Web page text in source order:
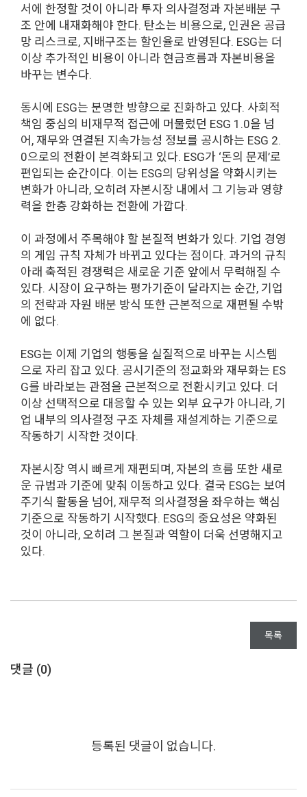
서에 한정할 것이 아니라 투자 의사결정과 자본배분 구
조 안에 내재화해야 한다. 탄소는 비용으로, 인권은 공급
망 리스크로, 지배구조는 할인율로 반영된다. ESG는 더
이상 추가적인 비용이 아니라 현금흐름과 자본비용을
바꾸는 변수다.
동시에 ESG는 분명한 방향으로 진화하고 있다. 사회적
책임 중심의 비재무적 접근에 머물렀던 ESG 1.0을 넘
어, 재무와 연결된 지속가능성 정보를 공시하는 ESG 2.
0으로의 전환이 본격화되고 있다. ESG가 ‘돈의 문제’로
편입되는 순간이다. 이는 ESG의 당위성을 약화시키는
변화가 아니라, 오히려 자본시장 내에서 그 기능과 영향
력을 한층 강화하는 전환에 가깝다.
이 과정에서 주목해야 할 본질적 변화가 있다. 기업 경영
의 게임 규칙 자체가 바뀌고 있다는 점이다. 과거의 규칙
아래 축적된 경쟁력은 새로운 기준 앞에서 무력해질 수
있다. 시장이 요구하는 평가기준이 달라지는 순간, 기업
의 전략과 자원 배분 방식 또한 근본적으로 재편될 수밖
에 없다.
ESG는 이제 기업의 행동을 실질적으로 바꾸는 시스템
으로 자리 잡고 있다. 공시기준의 정교화와 재무화는 ES
G를 바라보는 관점을 근본적으로 전환시키고 있다. 더
이상 선택적으로 대응할 수 있는 외부 요구가 아니라, 기
업 내부의 의사결정 구조 자체를 재설계하는 기준으로
작동하기 시작한 것이다.
자본시장 역시 빠르게 재편되며, 자본의 흐름 또한 새로
운 규범과 기준에 맞춰 이동하고 있다. 결국 ESG는 보여
주기식 활동을 넘어, 재무적 의사결정을 좌우하는 핵심
기준으로 작동하기 시작했다. ESG의 중요성은 약화된
것이 아니라, 오히려 그 본질과 역할이 더욱 선명해지고
있다.
목록
댓글 (0)
등록된 댓글이 없습니다.